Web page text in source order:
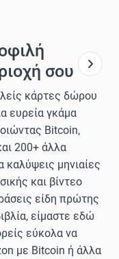
σου
κάρτες δώρου
ευρεία γκάμα
Bitcoin,
200+ άλλα
καλύψεις μηνιαίες
και βίντεο
είδη πρώτης
είμαστε εδώ
εύκολα να
με Bitcoin ή άλλα